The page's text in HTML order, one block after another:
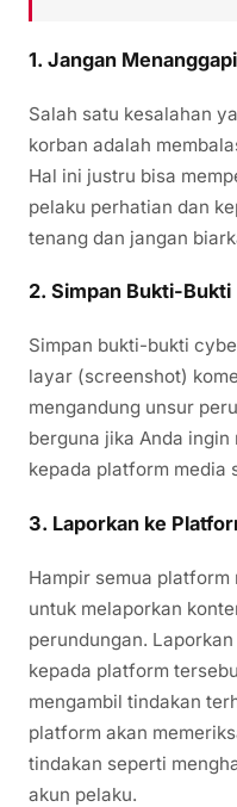
1. Jangan
Salah satu kesalahan
korban adalah
Hal ini justru bisa
pelaku perhatian dan
tenang dan jangan
2. Simpan Bukti-Bukti
Simpan bukti-bukti
layar (screenshot)
mengandung unsur
berguna jika Anda
kepada platform media
3. Laporkan ke
Hampir semua
untuk melaporkan
perundungan.
kepada platform
mengambil tindakan
platform akan
tindakan seperti
akun pelaku.